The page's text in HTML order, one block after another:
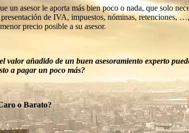
un asesor le aporta más bien poco o nada, que solo
de IVA, impuestos, nóminas, retenciones,
precio posible a su asesor.
el valor añadido de un buen asesoramiento experto
a pagar un poco más?
o Barato?